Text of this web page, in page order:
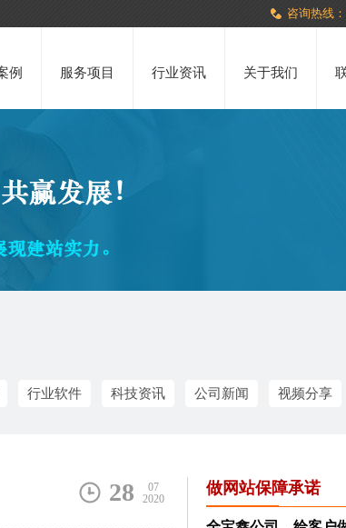
咨询热线
例 服务项目 行业资讯 关于我们
行业软件 科技资讯 公司新闻 视频分享
28
07
2020
做网站保障承诺